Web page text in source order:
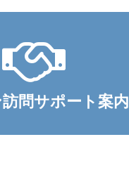
問サポート案内